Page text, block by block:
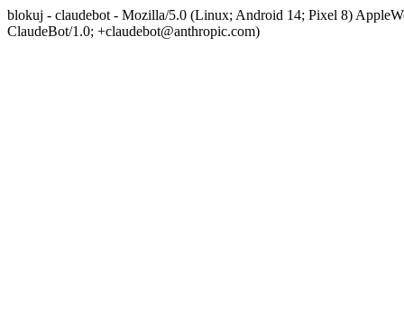
blokuj - claudebot - Mozilla/5.0 (Linux; Android 14; Pixel 8)
ClaudeBot/1.0; +claudebot@anthropic.com)